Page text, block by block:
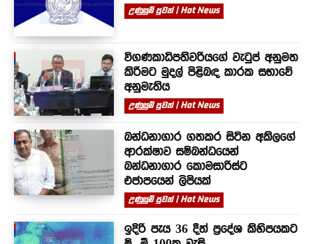
උණුසුම් පුවත් | Hot News
විගණකාධිපතිවරියගේ වැටුප් අනුමත
කිරීමට මුදල් පිළිබඳ කාරක සභාවේ
අනුමැතිය
උණුසුම් පුවත් | Hot News
බන්ධනාගාර ගතකර සිටින අකිලගේ
ආරක්ෂාව සම්බන්ධයෙන්
බන්ධනාගාර කොමසාරිස්ට
එජාපයෙන් ලිපියක්
උණුසුම් පුවත් | Hot News
ඉදිරි පැය 36 දීත් ප්‍රදේශ කිහිපයකට